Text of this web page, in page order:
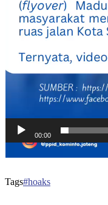
00:00
Tags#hoaks